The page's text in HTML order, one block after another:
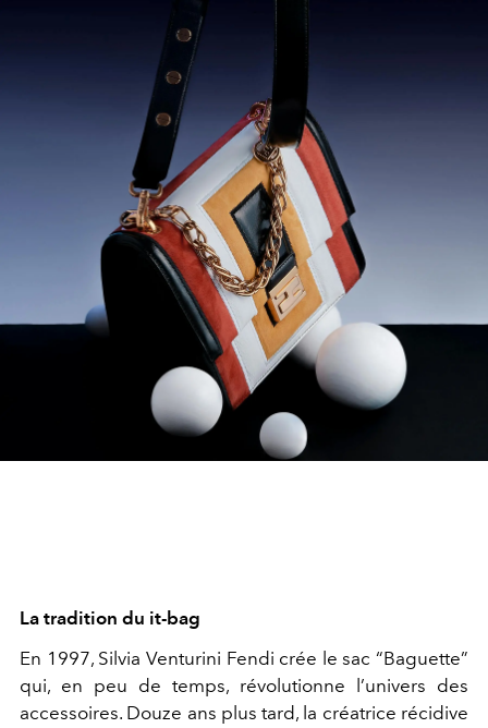
La tradition du it-bag
En 1997, Silvia Venturini Fendi crée le sac “Baguette”
qui, en peu de temps, révolutionne l’univers des
accessoires. Douze ans plus tard, la créatrice récidive